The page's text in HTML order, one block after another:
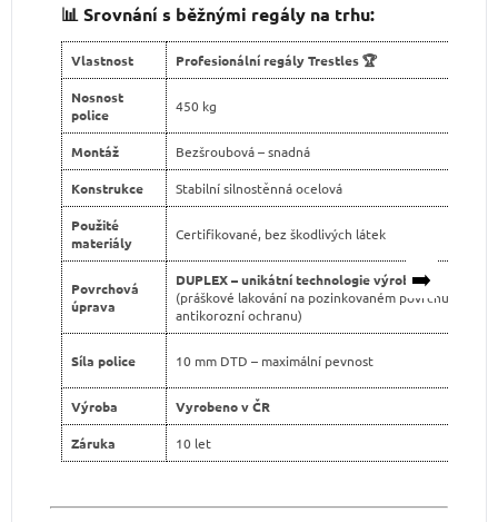
📊 Srovnání s běžnými regály na trhu:
➡️
Vlastnost Profesionální regály Trestles 🏆
Nosnost
police
450 kg
Montáž Bezšroubová – snadná
Konstrukce Stabilní silnostěnná ocelová
Použité
materiály
Certifikované, bez škodlivých látek
Povrchová
úprava
DUPLEX – unikátní technologie výroby
(práškové lakování na pozinkovaném povrchu pro
antikorozní ochranu)
Síla police 10 mm DTD – maximální pevnost
Výroba Vyrobeno v ČR
Záruka 10 let